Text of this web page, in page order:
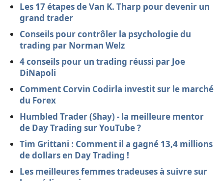
Les 17 étapes de Van K. Tharp pour devenir un
grand trader
Conseils pour contrôler la psychologie du
trading par Norman Welz
4 conseils pour un trading réussi par Joe
DiNapoli
Comment Corvin Codirla investit sur le marché
du Forex
Humbled Trader (Shay) - la meilleure mentor
de Day Trading sur YouTube ?
Tim Grittani : Comment il a gagné 13,4 millions
de dollars en Day Trading !
Les meilleures femmes tradeuses à suivre sur